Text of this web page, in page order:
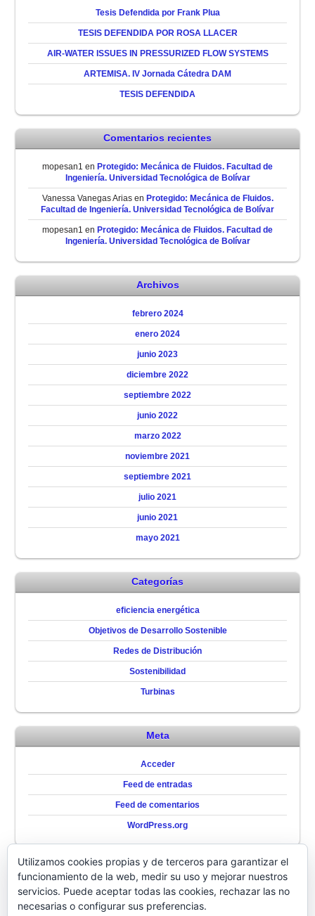
Tesis Defendida por Frank Plua
TESIS DEFENDIDA POR ROSA LLACER
AIR-WATER ISSUES IN PRESSURIZED FLOW SYSTEMS
ARTEMISA. IV Jornada Cátedra DAM
TESIS DEFENDIDA
Comentarios recientes
mopesan1 en Protegido: Mecánica de Fluidos. Facultad de
Ingeniería. Universidad Tecnológica de Bolívar
Vanessa Vanegas Ariasen Protegido: Mecánica de Fluidos.
Facultad de Ingeniería. Universidad Tecnológica de Bolívar
mopesan1 en Protegido: Mecánica de Fluidos. Facultad de
Ingeniería. Universidad Tecnológica de Bolívar
Archivos
febrero 2024
enero 2024
junio 2023
diciembre 2022
septiembre 2022
junio 2022
marzo 2022
noviembre 2021
septiembre 2021
julio 2021
junio 2021
mayo 2021
Categorías
eficiencia energética
Objetivos de Desarrollo Sostenible
Redes de Distribución
Sostenibilidad
Turbinas
Meta
Acceder
Feed de entradas
Feed de comentarios
WordPress.org
QUIENES SOMOS
QUIENES
SOMOS
Utilizamos cookies propias y de terceros para garantizar el
funcionamiento de la web, medir su uso y mejorar nuestros
servicios. Puede aceptar todas las cookies, rechazar las no
necesarias o configurar sus preferencias.